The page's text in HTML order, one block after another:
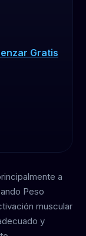
Gratis
a
Peso
muscular
y